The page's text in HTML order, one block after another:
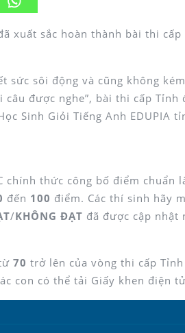
xuất sắc hoàn thành bài thi
sức sôi động và cũng không
câu được nghe”, bài thi cấp
Sinh Giỏi Tiếng Anh EDUPIA
chính thức công bố điểm chuẩn
đến 100 điểm. Các thí sinh hãy
/KHÔNG ĐẠT đã được cập nhật
70 trở lên của vòng thi cấp
con có thể tải Giấy khen điện